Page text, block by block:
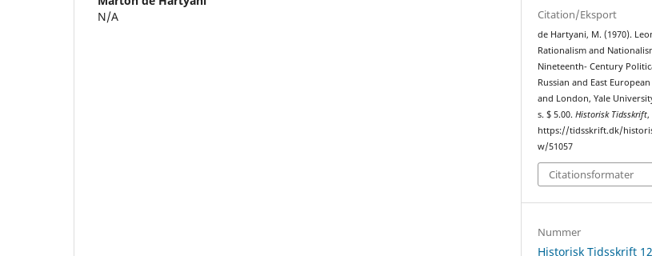
N/A
Citation/Eksport
de Hartyani, M. (1970).
Rationalism and
Nineteenth- Century
Russian and East
and London, Yale
s. $ 5.00.Historisk Tidsskrift,
https://tidsskrift.dk/
w/51057
Citationsformater
Nummer
Historisk Tidsskrift